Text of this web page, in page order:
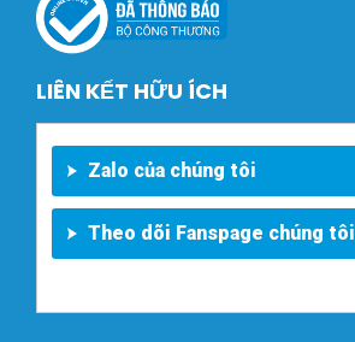
LIÊN KẾT HỮU ÍCH
Zalo của chúng tôi
Theo dõi Fanspage chúng tôi